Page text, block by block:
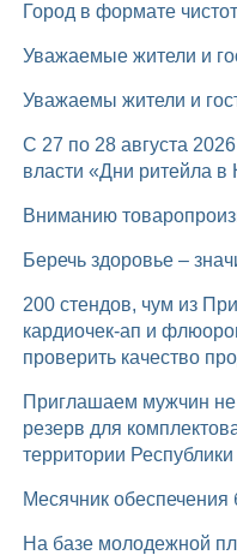
Город в формате
Уважаемые жители и
Уважаемы жители и
с 27 по 28 августа 2026 года в Нижнем Новгороде» пройдет межрегиональный форум бизнеса и
власти «Дни ритейла
Вниманию
Беречь здоровье –
200 стендов, чум из Приполярья и гонки: что ждет гостей шестого «Достояния Севера» УЗИ,
кардиочек-ап и
проверить качество
Приглашаем мужчин не старше 52 лет, пребывающих в запасе, в мобилизационный людской
резерв для
территории
Месячник
На базе молодежной площадки Штаба общественной поддержки «Команда Республики Коми»